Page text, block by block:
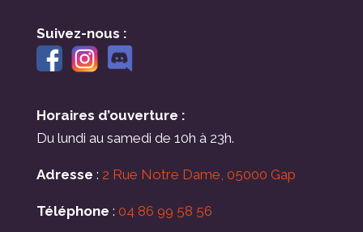
Suivez-nous :
Horaires d’ouverture :
Du lundi au samedi de 10h à 23h.
Adresse : 2 Rue Notre Dame, 05000 Gap
Téléphone : 04 86 99 58 56